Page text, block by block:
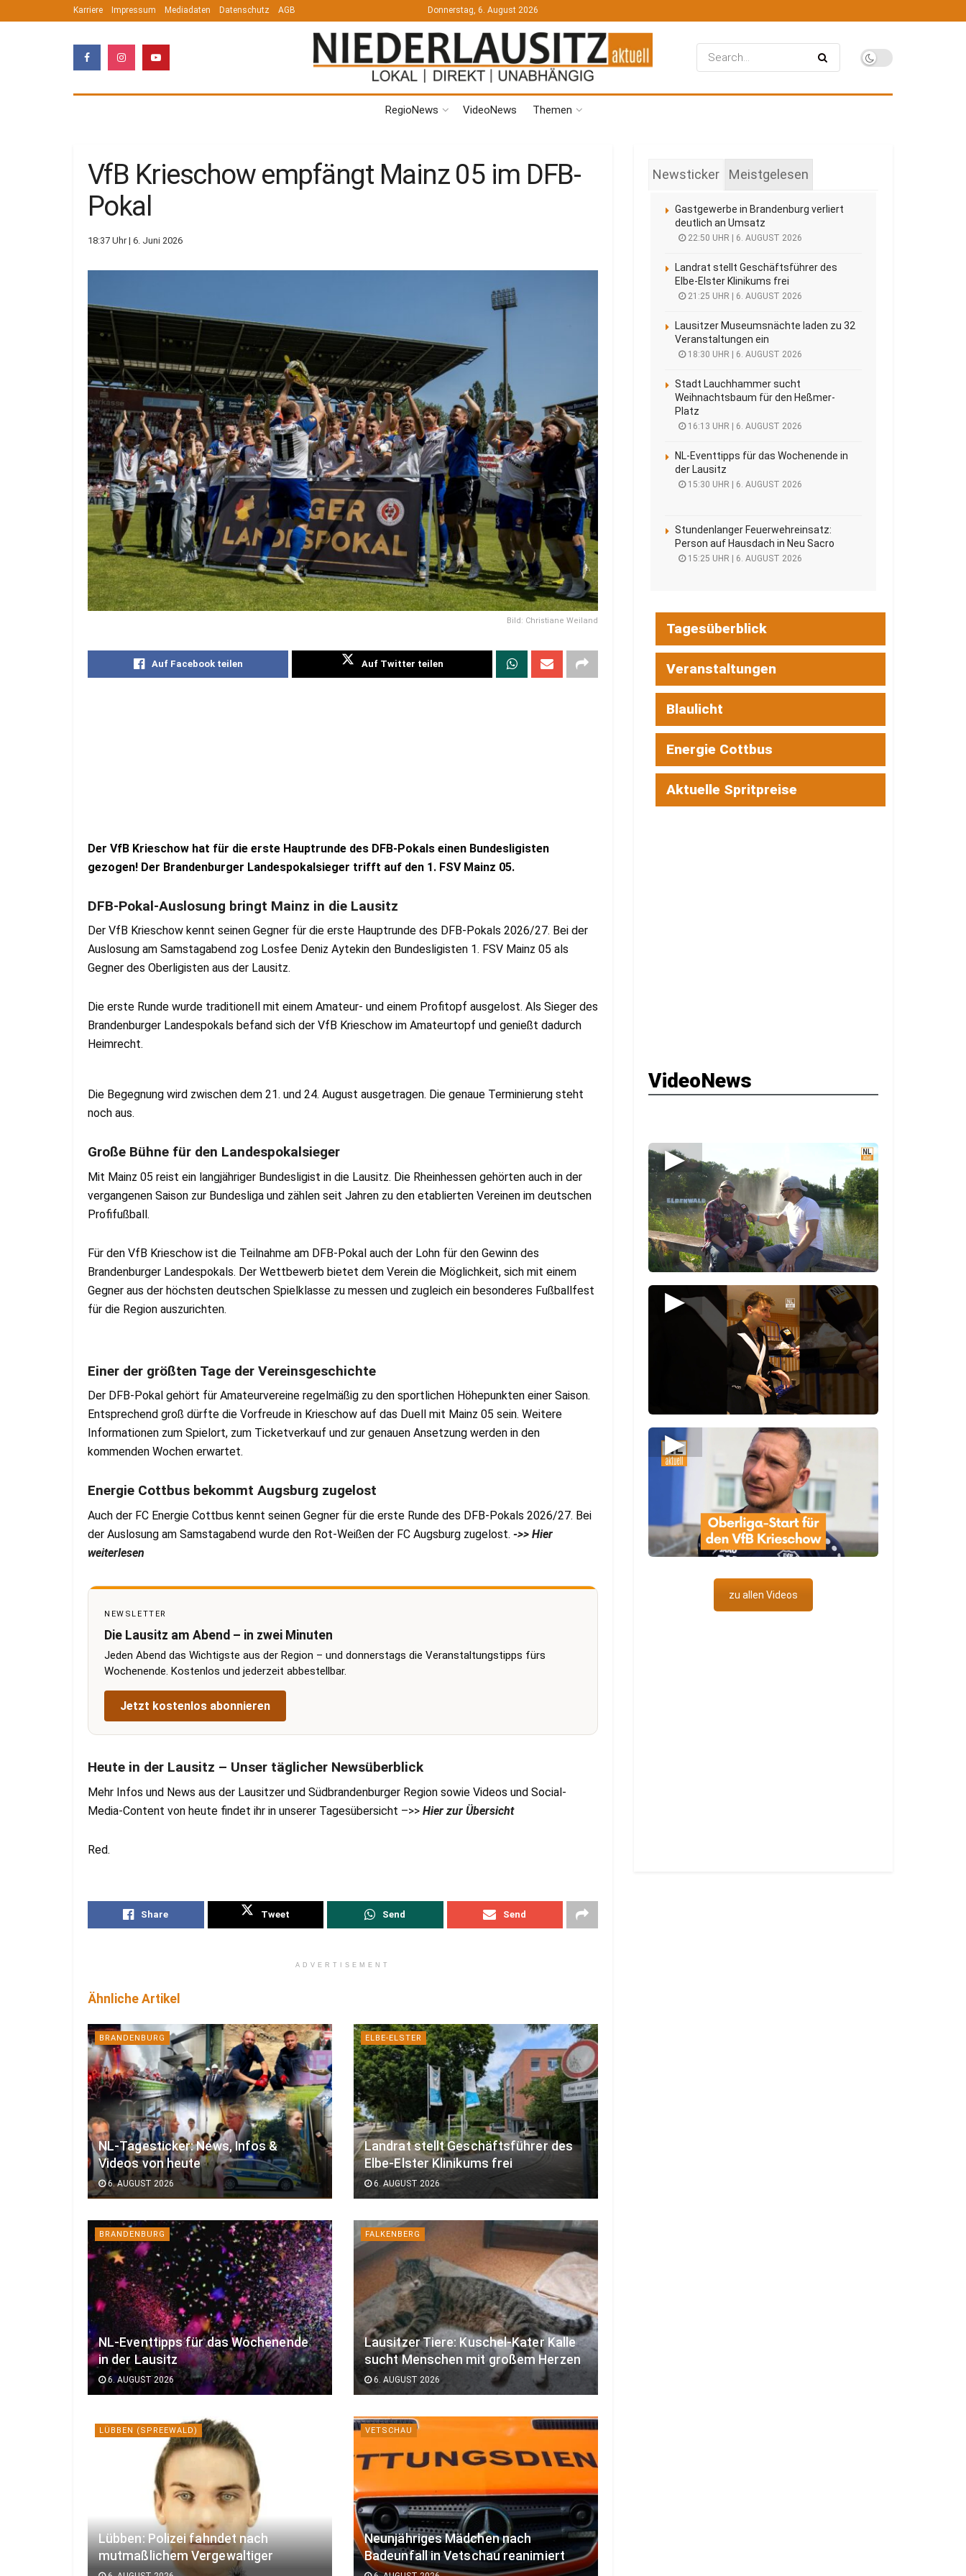
Karriere Impressum Mediadaten Datenschutz AGB Donnerstag, 6. August 2026
RegioNews VideoNews Themen
VfB Krieschow empfängt Mainz 05 im DFB-
Pokal
18:37 Uhr | 6. Juni 2026
Bild: Christiane Weiland
Auf Facebook teilen Auf Twitter teilen
Der VfB Krieschow hat für die erste Hauptrunde des DFB-Pokals einen Bundesligisten
gezogen! Der Brandenburger Landespokalsieger trifft auf den 1. FSV Mainz 05.
DFB-Pokal-Auslosung bringt Mainz in die Lausitz
Der VfB Krieschow kennt seinen Gegner für die erste Hauptrunde des DFB-Pokals 2026/27. Bei der
Auslosung am Samstagabend zog Losfee Deniz Aytekin den Bundesligisten 1. FSV Mainz 05 als
Gegner des Oberligisten aus der Lausitz.
Die erste Runde wurde traditionell mit einem Amateur- und einem Profitopf ausgelost. Als Sieger des
Brandenburger Landespokals befand sich der VfB Krieschow im Amateurtopf und genießt dadurch
Heimrecht.
Die Begegnung wird zwischen dem 21. und 24. August ausgetragen. Die genaue Terminierung steht
noch aus.
Große Bühne für den Landespokalsieger
Mit Mainz 05 reist ein langjähriger Bundesligist in die Lausitz. Die Rheinhessen gehörten auch in der
vergangenen Saison zur Bundesliga und zählen seit Jahren zu den etablierten Vereinen im deutschen
Profifußball.
Für den VfB Krieschow ist die Teilnahme am DFB-Pokal auch der Lohn für den Gewinn des
Brandenburger Landespokals. Der Wettbewerb bietet dem Verein die Möglichkeit, sich mit einem
Gegner aus der höchsten deutschen Spielklasse zu messen und zugleich ein besonderes Fußballfest
für die Region auszurichten.
Einer der größten Tage der Vereinsgeschichte
Der DFB-Pokal gehört für Amateurvereine regelmäßig zu den sportlichen Höhepunkten einer Saison.
Entsprechend groß dürfte die Vorfreude in Krieschow auf das Duell mit Mainz 05 sein. Weitere
Informationen zum Spielort, zum Ticketverkauf und zur genauen Ansetzung werden in den
kommenden Wochen erwartet.
Energie Cottbus bekommt Augsburg zugelost
Auch der FC Energie Cottbus kennt seinen Gegner für die erste Runde des DFB-Pokals 2026/27. Bei
der Auslosung am Samstagabend wurde den Rot-Weißen der FC Augsburg zugelost. ->> Hier
weiterlesen
NEWSLETTER
Die Lausitz am Abend – in zwei Minuten
Jeden Abend das Wichtigste aus der Region – und donnerstags die Veranstaltungstipps fürs
Wochenende. Kostenlos und jederzeit abbestellbar.
Jetzt kostenlos abonnieren
Heute in der Lausitz – Unser täglicher Newsüberblick
Mehr Infos und News aus der Lausitzer und Südbrandenburger Region sowie Videos und Social-
Media-Content von heute findet ihr in unserer Tagesübersicht –>> Hier zur Übersicht
Red.
Share Tweet Send Send
ADVERTISEMENT
Ähnliche Artikel
BRANDENBURG
NL-Tagesticker: News, Infos &
Videos von heute
6. AUGUST 2026
ELBE-ELSTER
Landrat stellt Geschäftsführer des
Elbe-Elster Klinikums frei
6. AUGUST 2026
BRANDENBURG
NL-Eventtipps für das Wochenende
in der Lausitz
6. AUGUST 2026
FALKENBERG
Lausitzer Tiere: Kuschel-Kater Kalle
sucht Menschen mit großem Herzen
6. AUGUST 2026
LÜBBEN (SPREEWALD)
Lübben: Polizei fahndet nach
mutmaßlichem Vergewaltiger
VETSCHAU
Neunjähriges Mädchen nach
Badeunfall in Vetschau reanimiert
Newsticker Meistgelesen
Gastgewerbe in Brandenburg verliert
deutlich an Umsatz
22:50 UHR | 6. AUGUST 2026
Landrat stellt Geschäftsführer des
Elbe-Elster Klinikums frei
21:25 UHR | 6. AUGUST 2026
Lausitzer Museumsnächte laden zu 32
Veranstaltungen ein
18:30 UHR | 6. AUGUST 2026
Stadt Lauchhammer sucht
Weihnachtsbaum für den Heßmer-
Platz
16:13 UHR | 6. AUGUST 2026
NL-Eventtipps für das Wochenende in
der Lausitz
15:30 UHR | 6. AUGUST 2026
Stundenlanger Feuerwehreinsatz:
Person auf Hausdach in Neu Sacro
15:25 UHR | 6. AUGUST 2026
Tagesüberblick
Veranstaltungen
Blaulicht
Energie Cottbus
Aktuelle Spritpreise
VideoNews
▶
▶
▶
zu allen Videos